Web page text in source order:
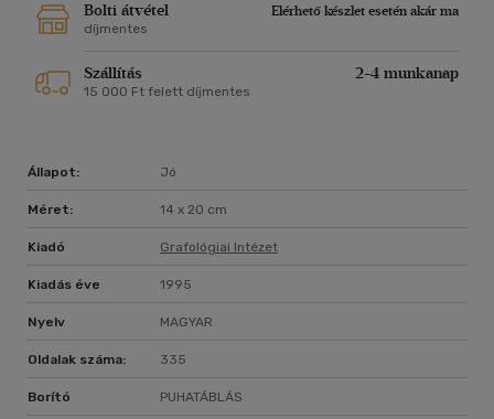
Bolti átvétel
Elérhető készlet esetén akár ma
díjmentes
Szállítás 2-4 munkanap
15 000 Ft felett díjmentes
Állapot: Jó
Méret: 14 x 20 cm
Kiadó Grafológiai Intézet
Kiadás éve 1995
Nyelv MAGYAR
Oldalak száma: 335
Borító PUHATÁBLÁS